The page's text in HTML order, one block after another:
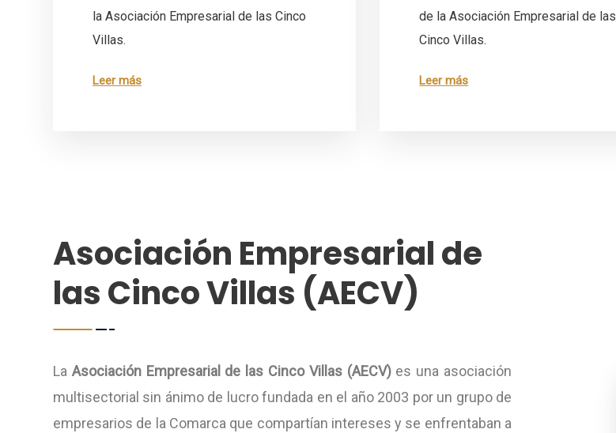
la Asociación Empresarial de las Cinco
Villas.
Leer más
de la Asociación Empresarial de las
Cinco Villas.
Leer más
Asociación Empresarial de
las Cinco Villas (AECV)
La Asociación Empresarial de las Cinco Villas (AECV)es una asociación
multisectorial sin ánimo de lucro fundada en el año 2003 por un grupo de
empresarios de la Comarca que compartían intereses y se enfrentaban a